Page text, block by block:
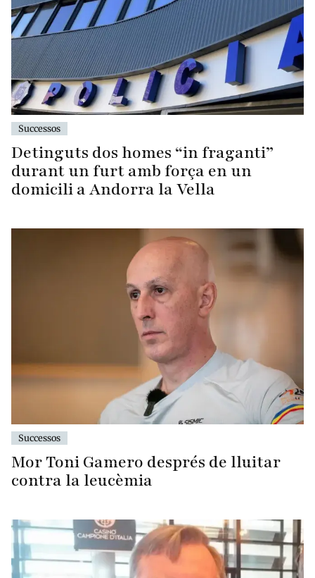
Successos
Detinguts dos homes “in fraganti”
durant un furt amb força en un
domicili a Andorra la Vella
Successos
Mor Toni Gamero després de lluitar
contra la leucèmia